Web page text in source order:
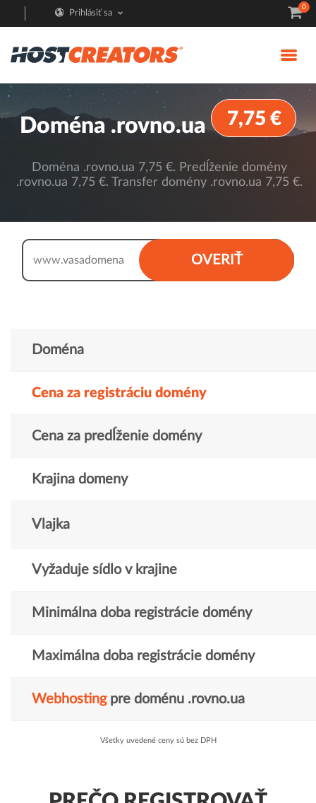
Prihlásiť sa
0
Doména .rovno.ua 7,75 €
Doména .rovno.ua 7,75 €. Predĺženie domény
.rovno.ua 7,75 €. Transfer domény .rovno.ua 7,75 €.
OVERIŤ
www.
Doména
Cena za registráciu domény
Cena za predĺženie domény
Krajina domeny
Vlajka
Vyžaduje sídlo v krajine
Minimálna doba registrácie domény
Maximálna doba registrácie domény
Webhostingpre doménu .rovno.ua
Všetky uvedené ceny sú bez DPH